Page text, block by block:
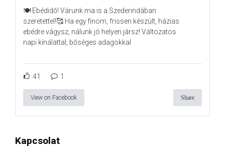
🍽️ Ebédidő! Várunk ma is a Szederindában
szeretettel!🥰 Ha egy finom, frissen készült, házias
ebédre vágysz, nálunk jó helyen jársz! Változatos
napi kínálattal, bőséges adagokkal
41 1
View on Facebook Share
Kapcsolat